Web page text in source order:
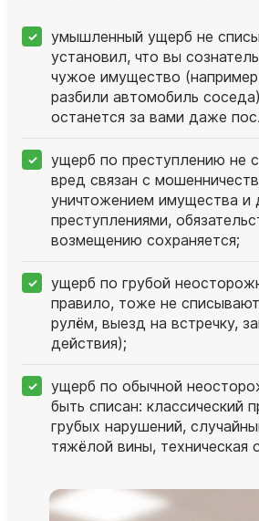
умышленный ущерб не
установил, что вы
чужое имущество
разбили автомобиль
останется за вами даже
ущерб по преступлению не
вред связан с
уничтожением имущества и
преступлениями,
возмещению сохраняется;
ущерб по грубой
правило, тоже не
рулём, выезд на встречку,
действия);
ущерб по обычной
быть списан:
грубых нарушений,
тяжёлой вины, техническая